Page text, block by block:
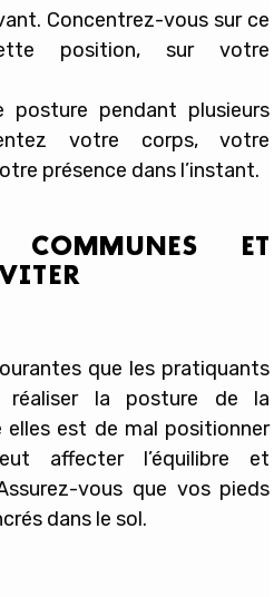
Concentrez-vous sur ce
position, sur votre
posture pendant plusieurs
votre corps, votre
présence dans l’instant.
COMMUNES ET
que les pratiquants
la posture de la
elles est de mal positionner
affecter l’équilibre et
vous que vos pieds
dans le sol.